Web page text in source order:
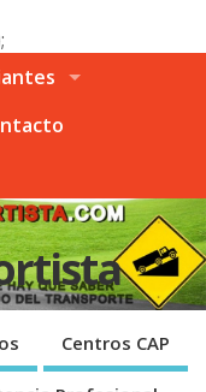
Centros CAP